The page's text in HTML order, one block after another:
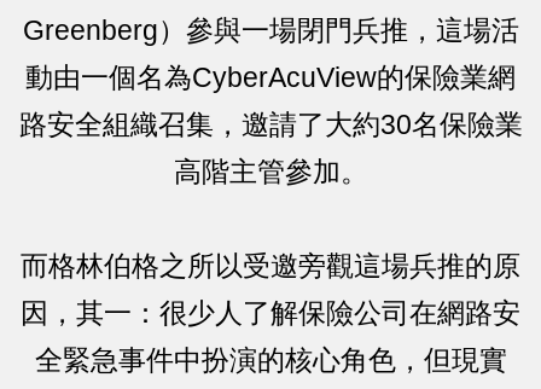
Greenberg）參與一場閉門兵推，這場活
動由一個名為CyberAcuView的保險業網
路安全組織召集，邀請了大約30名保險業
高階主管參加。
而格林伯格之所以受邀旁觀這場兵推的原
因，其一：很少人了解保險公司在網路安
全緊急事件中扮演的核心角色，但現實